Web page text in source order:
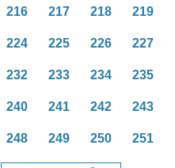
216 217 218 219
224 225 226 227
232 233 234 235
240 241 242 243
248 249 250 251